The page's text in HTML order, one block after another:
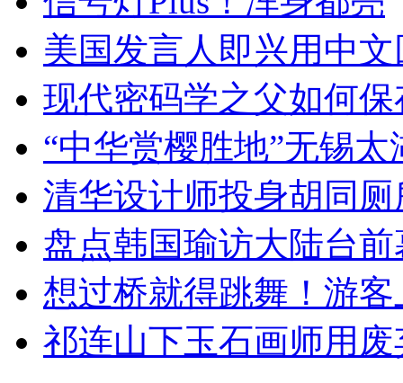
美国发言人即兴用中
现代密码学之父如何
“中华赏樱胜地”无锡
清华设计师投身胡同
盘点韩国瑜访大陆台
想过桥就得跳舞！游客
祁连山下玉石画师用